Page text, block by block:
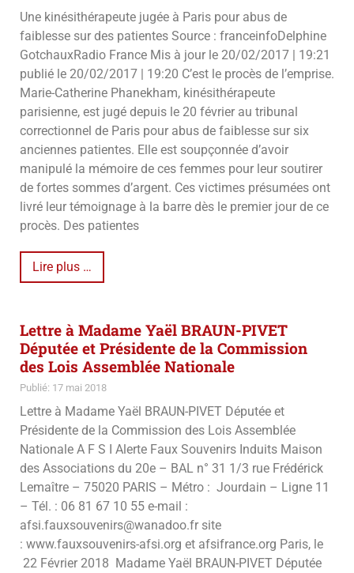
Une kinésithérapeute jugée à Paris pour abus de
faiblesse sur des patientes Source : franceinfoDelphine
GotchauxRadio France Mis à jour le 20/02/2017 | 19:21
publié le 20/02/2017 | 19:20 C’est le procès de l’emprise.
Marie-Catherine Phanekham, kinésithérapeute
parisienne, est jugé depuis le 20 février au tribunal
correctionnel de Paris pour abus de faiblesse sur six
anciennes patientes. Elle est soupçonnée d’avoir
manipulé la mémoire de ces femmes pour leur soutirer
de fortes sommes d’argent. Ces victimes présumées ont
livré leur témoignage à la barre dès le premier jour de ce
procès. Des patientes
Lire plus …
Lettre à Madame Yaël BRAUN-PIVET
Députée et Présidente de la Commission
des Lois Assemblée Nationale
Publié: 17 mai 2018
Lettre à Madame Yaël BRAUN-PIVET Députée et
Présidente de la Commission des Lois Assemblée
Nationale A F S I Alerte Faux Souvenirs Induits Maison
des Associations du 20e – BAL n° 31 1/3 rue Frédérick
Lemaître – 75020 PARIS – Métro : Jourdain – Ligne 11
– Tél. : 06 81 67 10 55 e-mail :
afsi.fauxsouvenirs@wanadoo.fr site
: www.fauxsouvenirs-afsi.org et afsifrance.org Paris, le
22 Février 2018 Madame Yaël BRAUN-PIVET Députée